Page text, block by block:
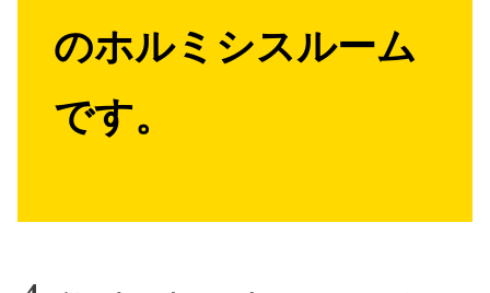
のホルミシスルーム
です。